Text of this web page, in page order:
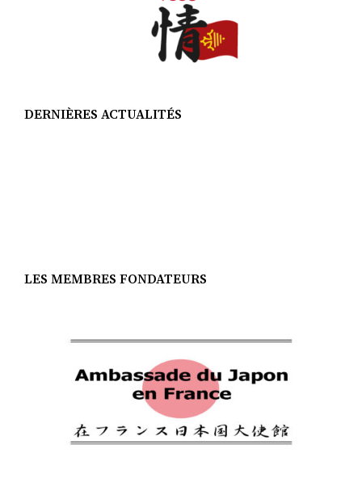
DERNIÈRES ACTUALITÉS
LES MEMBRES FONDATEURS